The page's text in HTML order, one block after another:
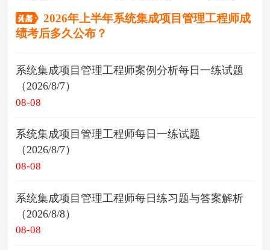
2026年上半年系统集成项目管理工程师成
绩考后多久公布？
系统集成项目管理工程师案例分析每日一练试题
（2026/8/7）
08-08
系统集成项目管理工程师每日一练试题
（2026/8/7）
08-08
系统集成项目管理工程师每日练习题与答案解析
（2026/8/8）
08-08